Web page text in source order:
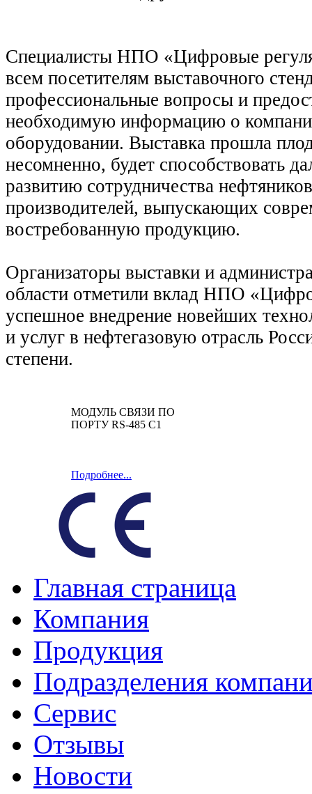
Специалисты НПО «Цифровые
всем посетителям выставочного
профессиональные вопросы и
необходимую информацию о
оборудовании. Выставка прошла
несомненно, будет способствовать
развитию сотрудничества
производителей, выпускающих
востребованную продукцию.
Организаторы выставки и
области отметили вклад НПО
успешное внедрение новейших
и услуг в нефтегазовую отрасль
степени.
МОДУЛЬ СВЯЗИ ПО
ПОРТУ RS-485 C1
Подробнее...
Главная страница
Компания
Продукция
Подразделения
Сервис
Отзывы
Новости